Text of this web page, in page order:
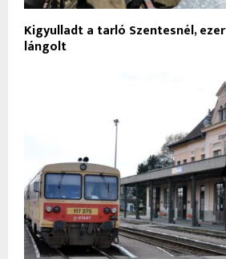
Kigyulladt a tarló Szentesnél,
lángolt